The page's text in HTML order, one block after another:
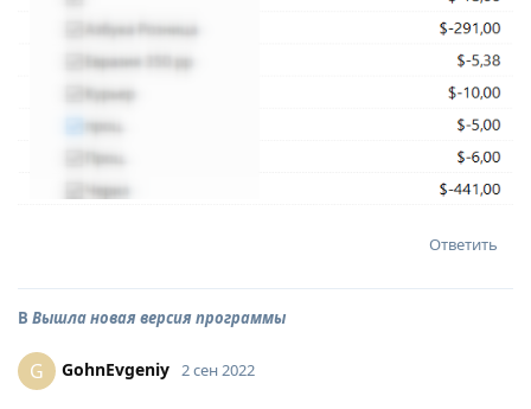
Ответить
В Вышла новая версия программы
G GohnEvgeniy 2 сен 2022